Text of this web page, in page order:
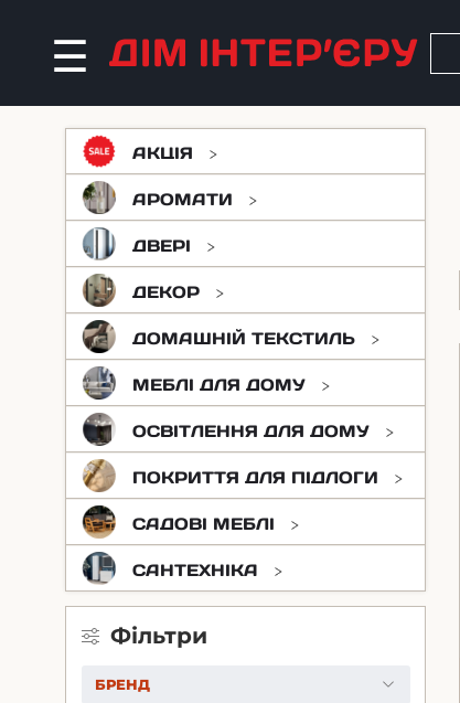
АКЦІЯ
АРОМАТИ
ДВЕРІ
ДЕКОР
ДОМАШНІЙ ТЕКСТИЛЬ
МЕБЛІ ДЛЯ ДОМУ
ОСВІТЛЕННЯ ДЛЯ ДОМУ
ПОКРИТТЯ ДЛЯ ПІДЛОГИ
САДОВІ МЕБЛІ
САНТЕХНІКА
Фільтри
БРЕНД